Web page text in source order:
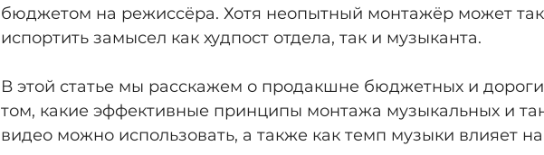
бюджетом на режиссёра. Хотя неопытный монтажёр может
испортить замысел как худпост отдела, так и музыканта.
В этой статье мы расскажем о продакшне бюджетных и
том, какие эффективные принципы монтажа музыкальных и
видео можно использовать, а также как темп музыки влияет